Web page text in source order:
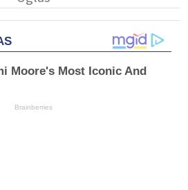
Moore's Most Iconic And
Brainberries